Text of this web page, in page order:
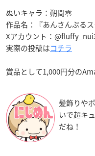
ぬいキャラ：朔間零
作品名：『あんさんぶるス
Xアカウント：
実際の投稿はコチラ
賞品として1,000円分の
髪飾りや
いで超キ
だね！